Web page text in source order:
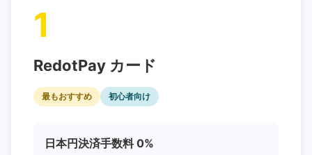
1
RedotPay カード
最もおすすめ 初心者向け
日本円決済手数料 0%